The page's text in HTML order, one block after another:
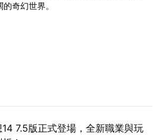
奇幻世界。
7.5版正式登場，全新職業與玩